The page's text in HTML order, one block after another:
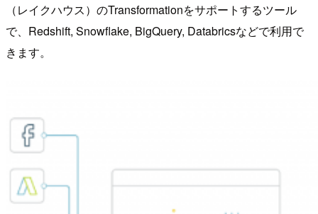
（レイクハウス）のTransformationをサポートするツール
で、Redshift, Snowflake, BigQuery, Databricsなどで利用で
きます。